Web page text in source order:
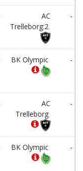
AC
Trelleborg:2
-
BK Olympic -
AC
Trelleborg
-
BK Olympic -